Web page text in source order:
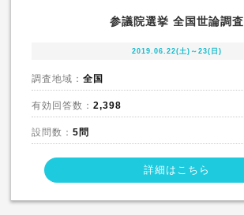
参議院選挙 全国世論調査
2019.06.22(土)～23(日)
調査地域： 全国
有効回答数： 2,398
設問数： 5問
詳細はこちら